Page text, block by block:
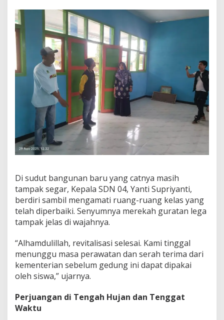
Di sudut bangunan baru yang catnya masih
tampak segar, Kepala SDN 04, Yanti Supriyanti,
berdiri sambil mengamati ruang-ruang kelas yang
telah diperbaiki. Senyumnya merekah guratan lega
tampak jelas di wajahnya.
“Alhamdulillah, revitalisasi selesai. Kami tinggal
menunggu masa perawatan dan serah terima dari
kementerian sebelum gedung ini dapat dipakai
oleh siswa,” ujarnya.
Perjuangan di Tengah Hujan dan Tenggat
Waktu